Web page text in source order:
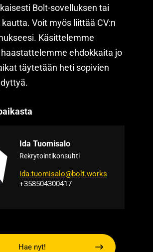
Hae nyt!
Bolt-sovelluksen tai
Voit myös liittää CV:n
Käsittelemme
ehdokkaita jo
täytetään heti sopivien
Ida Tuomisalo
Rekrytointikonsultti
ida.tuomisalo@bolt.works
+358504300417